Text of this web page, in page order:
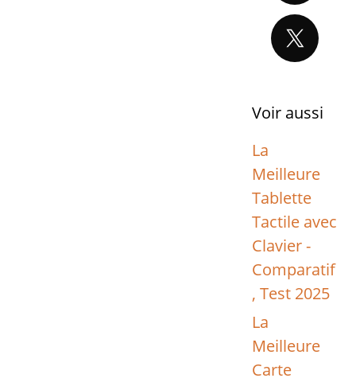
Voir aussi
La
Meilleure
Tablette
Tactile avec
Clavier -
Comparatif
, Test 2025
La
Meilleure
Carte